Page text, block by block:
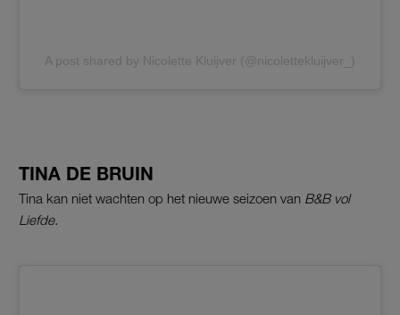
A post shared by Nicolette Kluijver (@nicolettekluijver_)
TINA DE BRUIN
Tina kan niet wachten op het nieuwe seizoen van B&B vol
Liefde.